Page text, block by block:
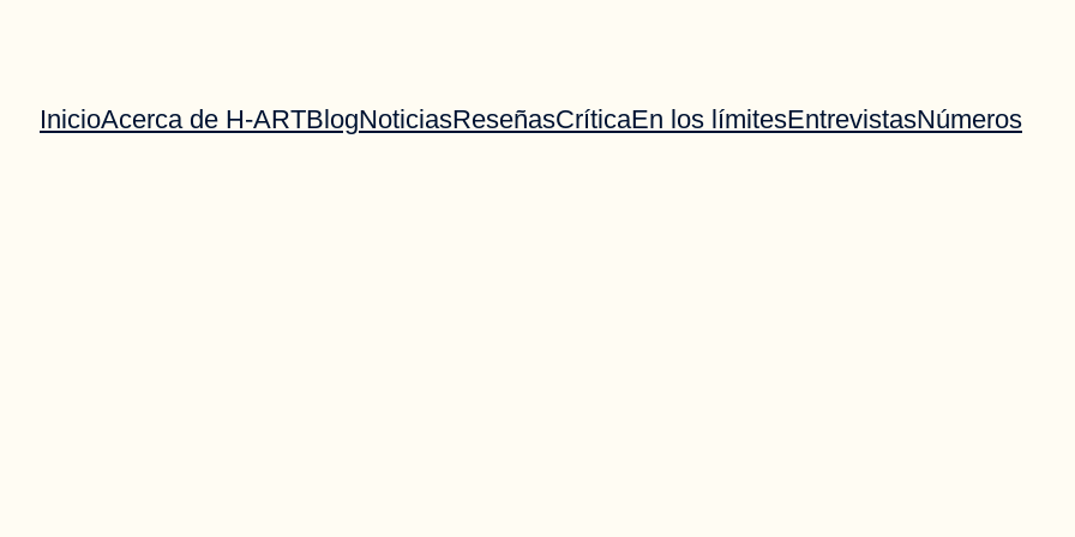
InicioAcerca de H-ARTBlogNoticiasReseñasCríticaEn los límitesEntrevistasNúmeros